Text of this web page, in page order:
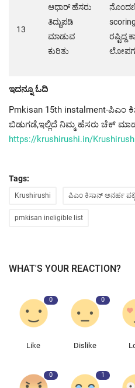
13
ಆಧಾರ್ ಹೆಸರು
ತಿದ್ದುಪಡಿ
ಮಾಡುವ
ಕುರಿತು
ರಷ್ಟಿದ್ದ
ಇದನ್ನೂ ಓದಿ
Pmkisan 15th instalment-ಪಿಎಂ
ಬಿಡುಗಡೆ,ಇಲ್ಲಿದೆ ನಿಮ್ಮ ಹೆಸರು ಚೆಕ್
https://krushirushi.in/
Tags:
Krushirushi ಪಿಎಂ ಕಿಸಾನ್ ಅನರ್ಹ
pmkisan ineligible list
WHAT'S YOUR REACTION?
0
Like
0
Dislike
0 1